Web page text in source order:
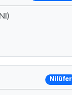
Nilüfer